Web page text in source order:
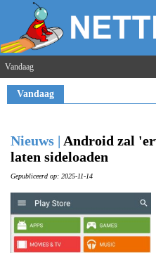
Vandaag
Vandaag
Nieuws | Android zal
laten sideloaden
Gepubliceerd op: 2025-11-14